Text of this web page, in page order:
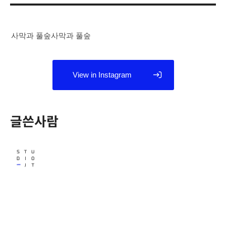
리
사막과 풀숲사막과 풀숲
View in Instagram
글쓴사람
Studio JT